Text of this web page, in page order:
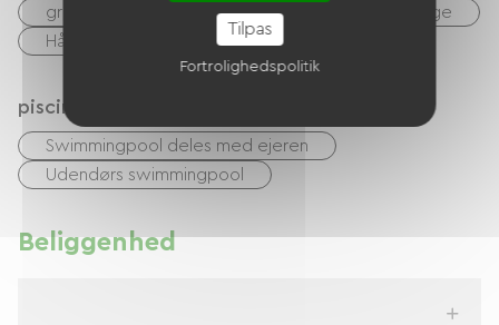
gratis WIFI TNT
Have Lounge
Hårtørrer
piscine
Swimmingpool deles med ejeren
Udendørs swimmingpool
Beliggenhed
Tilpas
Fortrolighedspolitik